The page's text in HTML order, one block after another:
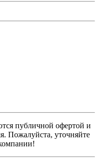
публичной офертой и
Пожалуйста, уточняйте